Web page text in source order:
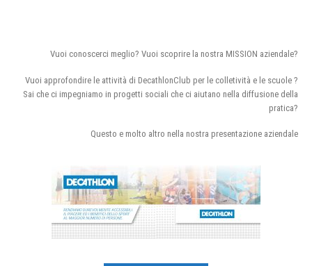
Vuoi conoscerci meglio? Vuoi scoprire la nostra MISSION aziendale?
Vuoi approfondire le attività di DecathlonClub per le colletività e le scuole ?
Sai che ci impegniamo in progetti sociali che ci aiutano nella diffusione della
pratica?
Questo e molto altro nella nostra presentazione aziendale